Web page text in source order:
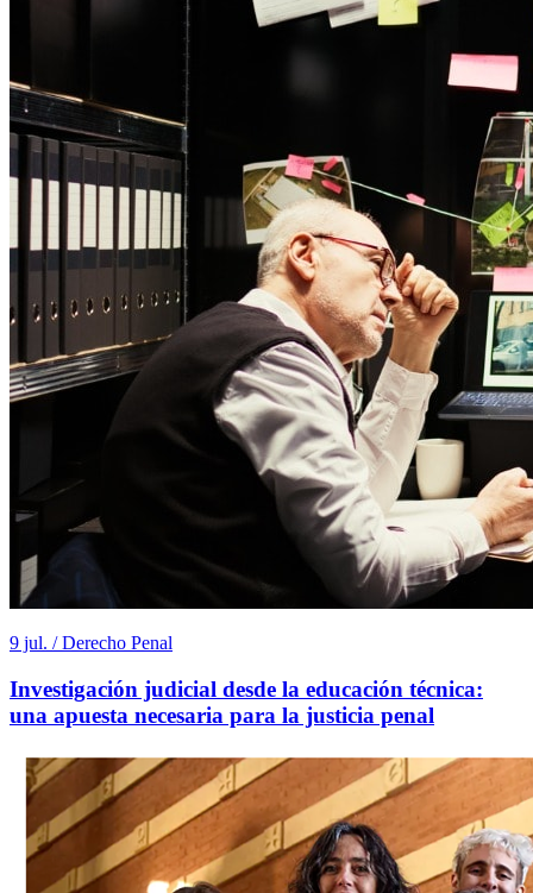
9 jul. / Derecho Penal
Investigación judicial desde la educación técnica:
una apuesta necesaria para la justicia penal